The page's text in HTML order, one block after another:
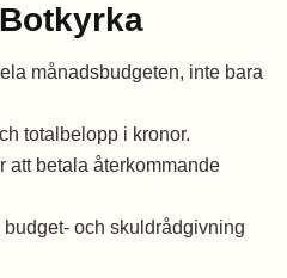
månadsbudgeten, inte bara
totalbelopp i kronor.
att betala återkommande
och skuldrådgivning